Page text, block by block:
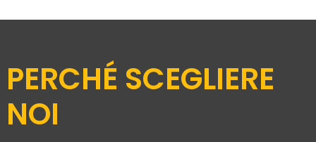
PERCHÉ SCEGLIERE
NOI